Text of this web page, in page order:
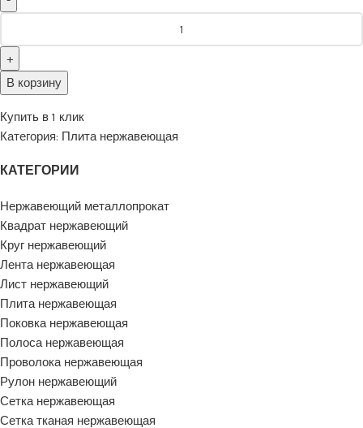
КАТЕГОРИИ
Нержавеющий металлопрокат
Квадрат нержавеющий
Круг нержавеющий
Лента нержавеющая
Лист нержавеющий
Плита нержавеющая
Поковка нержавеющая
Полоса нержавеющая
Проволока нержавеющая
Рулон нержавеющий
Сетка нержавеющая
Сетка тканая нержавеющая
В корзину
Купить в 1 клик
Категория: Плита нержавеющая